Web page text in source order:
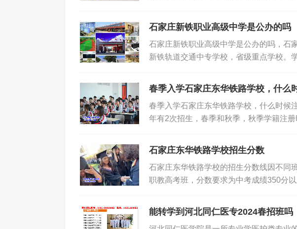
一些其他专业，比如电子商务、艺术设计
铁路行业内算个中等偏上的学校，规模和
业：如果你想进铁路系统，这个专业是你
项，毕竟是专门的铁路学校嘛。其他专业
能没有铁路专业那么强。3.入学要求：铁
石家庄新铁职业高级中学是公办的吗
石家庄新铁职业高级中学是公办的吗，石
新铁轨道交通中专学校，省级重点学校。
设备齐全、就业前景广阔。学生学完规定
认学历的职业高中毕业证书。根据所学专
证书，我校毕业生终身享受学校，免费推
0767同微信，刘老师。除了可以就业外，
的 是 以上，是河北省同类学...
春季入学石家庄东华铁路学校，什么
春季入学石家庄东华铁路学校，什么时
年有2次招生，春季和秋季，秋季学籍注
关于转学方面的要求，可参考以下几点：
留级、休学、注销、复学及退学。采用弹
学、转专业或休学。2、学生因户籍迁移
转学。转学由学生本人和监护人提出申请
石家庄东华铁路学校招生分数
石家庄东华铁路学校的招生分数线因不同
职教高考班，‌分数要求为中考成绩350分
报考人数划定，‌没有具体的分数线限制。‌
制大专班要求200分以上，‌普通高考班350
能转学到河北同仁医专2024春招班吗